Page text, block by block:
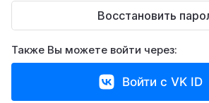
Восстановить
Также Вы можете войти через:
Войти с VK ID